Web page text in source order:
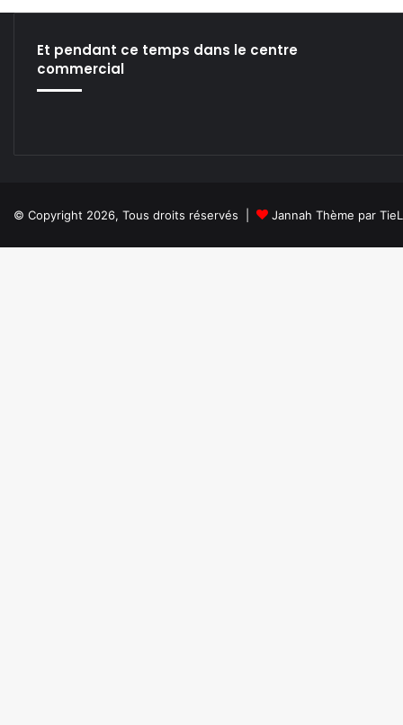
Et pendant ce temps dans le centre
commercial
© Copyright 2026, Tous droits réservés | Jannah Thème par